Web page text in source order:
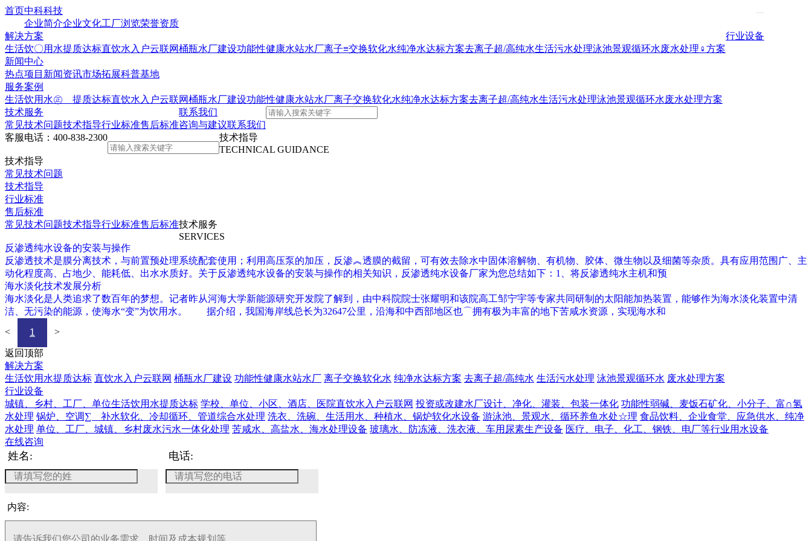
首页中科科技
企业简介企业文化工厂浏览荣誉资质
解决方案
生活饮〇用水提质达标直饮水入户云联网桶瓶水厂建设功能性健康水站水厂离子≡交换软化水纯净水达标方案去离子超/高纯水生活污水处理泳池景观循环水废水处理♀方案
行业设备
新闻中心
热点项目 新闻资讯市场拓展科普基地
服务案例
生活饮用水㊣ 提质达标直饮水入户云联网桶瓶水厂建设功能性健康水站水厂离子交换软化水纯净水达标方案去离子超/高纯水生活污水处理泳池景观循环水废水处理方案
技术服务
常见技术问题技术指导行业标准售后标准
联系我们
咨询与建议联系我们
客服电话： 400-838-2300
技术指导
TECHNICAL GUIDANCE
技术指导
常见技术问题
技术指导
行业标准
售后标准
常见技术问题技术指导行业标准售后标准技术服务
SERVICES
反渗透纯水设备的安装与操作
反渗透技术是膜分离技术，与前置预处理系统配套使用；利用高压泵的加压，反渗︽透膜的截留，可有效去除水中固体溶解物、有机物、胶体、微生物以及细菌等杂质。具有应用范围广、主
动化程度高、占地少、能耗低、出水水质好。关于反渗透纯水设备的安装与操作的相关知识，反渗透纯水设备厂家为您总结如下：1、将反渗透纯水主机和预
海水淡化技术发展分析
海水淡化是人类追求了数百年的梦想。记者昨从河海大学新能源研究开发院了解到，由中科院院士张耀明和该院高工邹宁宇等专家共同研制的太阳能加热装置，能够作为海水淡化装置中清
洁、无污染的能源，使海水“变”为饮用水。 据介绍，我国海岸线总长为32647公里，沿海和中西部地区也⌒拥有极为丰富的地下苦咸水资源，实现海水和
<
1 >
返回顶部
解决方案
生活饮用水提质达标 直饮水入户云联网 桶瓶水厂建设 功能性健康水站水厂 离子交换软化水 纯净水达标方案 去离子超/高纯水 生活污水处理 泳池景观循环水 废水处理方案
行业设备
城镇、乡村、工厂、单位生活饮用水提质达标 学校、单位、小区、酒店、医院直饮水入户云联网 投资或改建水厂设计、净化、灌装、包装一体化 功能性弱碱、麦饭石矿化、小分子、富∩氢
水处理 锅炉、空调∑ 补水软化、冷却循环、管道综合水处理 洗衣、洗碗、生活用水、种植水、锅炉软化水设备 游泳池、景观水、循环养鱼水处☆理 食品饮料、企业食堂、应急供水、纯净
水处理 单位、工厂、城镇、乡村废水污水一体化处理 苦咸水、高盐水、海水处理设备 玻璃水、防冻液、洗衣液、车用尿素生产设备 医疗、电子、化工、钢铁、电厂等行业用水设备
在线咨询
姓名: 电话:
内容: